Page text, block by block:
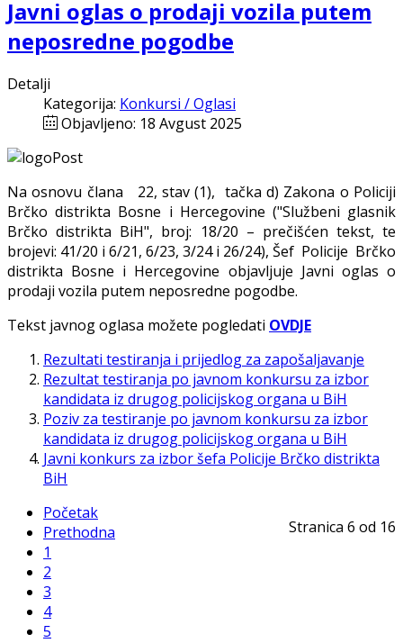
Javni oglas o prodaji vozila putem
neposredne pogodbe
Detalji
Kategorija: Konkursi / Oglasi
Objavljeno: 18 Avgust 2025
Na osnovu člana 22, stav (1), tačka d) Zakona o Policiji
Brčko distrikta Bosne i Hercegovine ("Službeni glasnik
Brčko distrikta BiH", broj: 18/20 – prečišćen tekst, te
brojevi: 41/20 i 6/21, 6/23, 3/24 i 26/24), Šef Policije Brčko
distrikta Bosne i Hercegovine objavljuje Javni oglas o
prodaji vozila putem neposredne pogodbe.
Tekst javnog oglasa možete pogledati OVDJE
Rezultati testiranja i prijedlog za zapošalјavanje
Rezultat testiranja po javnom konkursu za izbor
kandidata iz drugog policijskog organa u BiH
Poziv za testiranje po javnom konkursu za izbor
kandidata iz drugog policijskog organa u BiH
Javni konkurs za izbor šefa Policije Brčko distrikta
BiH
Stranica 6 od 16
Početak
Prethodna
1
2
3
4
5